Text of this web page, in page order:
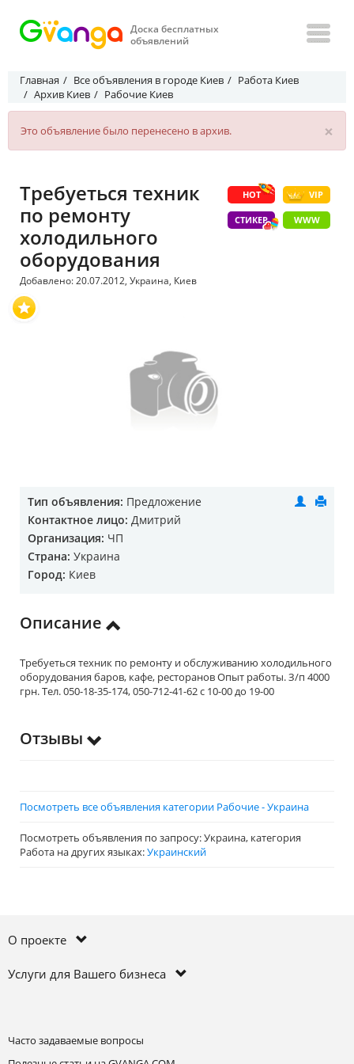
Доска бесплатных
объявлений
Главная Все объявления в городе Киев
Работа Киев
Архив Киев
Рабочие Киев
×
Это объявление было перенесено в архив.
HOT VIP
СТИКЕР WWW
Требуеться техник
по ремонту
холодильного
оборудования
Добавлено: 20.07.2012, Украина, Киев
Тип объявления: Предложение
Контактное лицо: Дмитрий
Организация: ЧП
Страна: Украина
Город: Киев
Описание
Требуеться техник по ремонту и обслуживанию холодильного
оборудования баров, кафе, ресторанов Опыт работы. З/п 4000
грн. Тел. 050-18-35-174, 050-712-41-62 с 10-00 до 19-00
Отзывы
Посмотреть все объявления категории Рабочие - Украина
Посмотреть объявления по запросу: Украина, категория
Работа на других языках:Украинский
О проекте
Услуги для Вашего бизнеса
Часто задаваемые вопросы